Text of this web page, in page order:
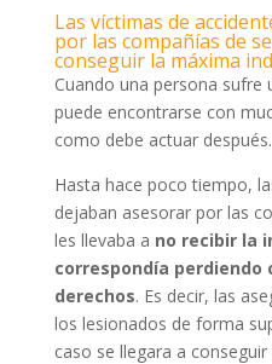
Las víctimas de
por las compañías de
conseguir la máxima
Cuando una persona sufre
puede encontrarse con
como debe actuar después.
Hasta hace poco tiempo,
dejaban asesorar por las
les llevaba a no recibir la
correspondía perdiendo
derechos. Es decir, las
los lesionados de forma
caso se llegara a